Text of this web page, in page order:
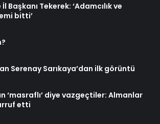
Başkanı Tekerek: ‘Adamcılık ve
bitti’
Serenay Sarıkaya’dan ilk görüntü
‘masraflı’ diye vazgeçtiler: Almanlar
etti